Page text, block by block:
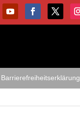
Barrierefreiheitserklärung